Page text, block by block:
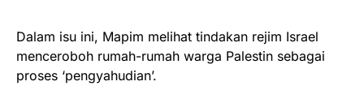
Dalam isu ini, Mapim melihat tindakan rejim Israel
menceroboh rumah-rumah warga Palestin sebagai
proses ‘pengyahudian’.